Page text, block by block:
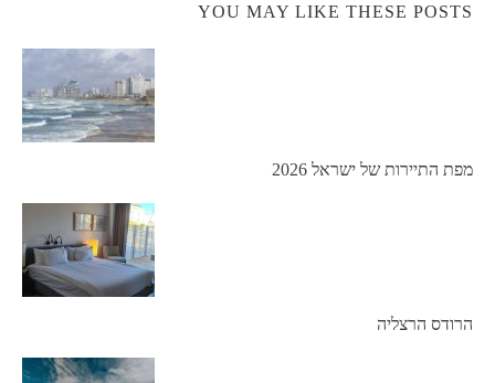
YOU MAY LIKE THESE POSTS
מפת התיירות של ישראל 2026
הרודס הרצליה